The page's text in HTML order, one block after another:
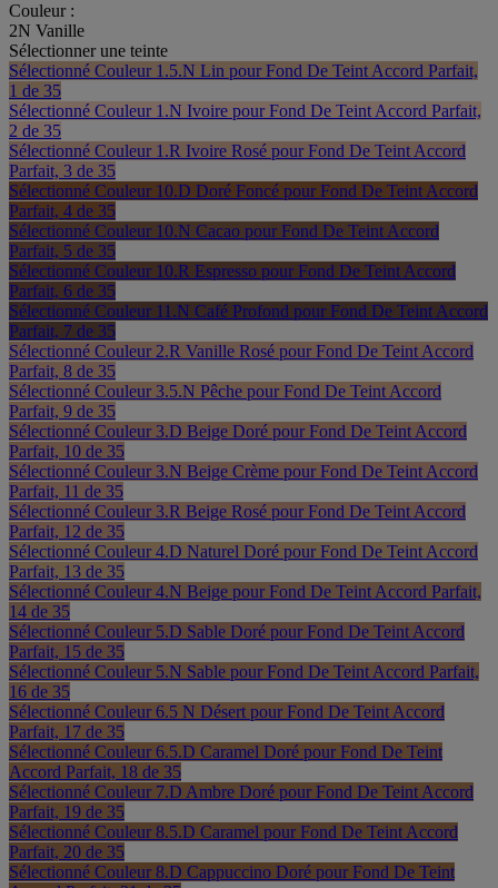
Couleur :
2N Vanille
Sélectionner une teinte
Sélectionné Couleur 1.5.N Lin pour Fond De Teint Accord Parfait,
1 de 35
Sélectionné Couleur 1.N Ivoire pour Fond De Teint Accord Parfait,
2 de 35
Sélectionné Couleur 1.R Ivoire Rosé pour Fond De Teint Accord
Parfait, 3 de 35
Sélectionné Couleur 10.D Doré Foncé pour Fond De Teint Accord
Parfait, 4 de 35
Sélectionné Couleur 10.N Cacao pour Fond De Teint Accord
Parfait, 5 de 35
Sélectionné Couleur 10.R Espresso pour Fond De Teint Accord
Parfait, 6 de 35
Sélectionné Couleur 11.N Café Profond pour Fond De Teint Accord
Parfait, 7 de 35
Sélectionné Couleur 2.R Vanille Rosé pour Fond De Teint Accord
Parfait, 8 de 35
Sélectionné Couleur 3.5.N Pêche pour Fond De Teint Accord
Parfait, 9 de 35
Sélectionné Couleur 3.D Beige Doré pour Fond De Teint Accord
Parfait, 10 de 35
Sélectionné Couleur 3.N Beige Crème pour Fond De Teint Accord
Parfait, 11 de 35
Sélectionné Couleur 3.R Beige Rosé pour Fond De Teint Accord
Parfait, 12 de 35
Sélectionné Couleur 4.D Naturel Doré pour Fond De Teint Accord
Parfait, 13 de 35
Sélectionné Couleur 4.N Beige pour Fond De Teint Accord Parfait,
14 de 35
Sélectionné Couleur 5.D Sable Doré pour Fond De Teint Accord
Parfait, 15 de 35
Sélectionné Couleur 5.N Sable pour Fond De Teint Accord Parfait,
16 de 35
Sélectionné Couleur 6.5 N Désert pour Fond De Teint Accord
Parfait, 17 de 35
Sélectionné Couleur 6.5.D Caramel Doré pour Fond De Teint
Accord Parfait, 18 de 35
Sélectionné Couleur 7.D Ambre Doré pour Fond De Teint Accord
Parfait, 19 de 35
Sélectionné Couleur 8.5.D Caramel pour Fond De Teint Accord
Parfait, 20 de 35
Sélectionné Couleur 8.D Cappuccino Doré pour Fond De Teint